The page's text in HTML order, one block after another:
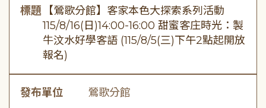
標題 【鶯歌分館】客家本色大探索系列活動
115/8/16(日)14:00-16:00 甜蜜客庄時光：製
牛汶水好學客語 (115/8/5(三)下午2點起開放
報名)
發布單位 鶯歌分館